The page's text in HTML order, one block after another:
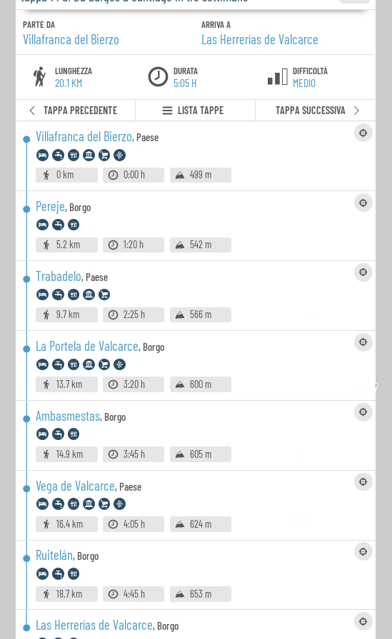
PARTE DA
Villafranca del Bierzo
ARRIVA A
Las Herrerías de Valcarce
LUNGHEZZA
20.1 KM
DURATA
5:05 H
DIFFICOLTÀ
MEDIO
TAPPA PRECEDENTE LISTA TAPPE TAPPA SUCCESSIVA
Villafranca del Bierzo, Paese
0 km 0:00 h 499 m
Pereje, Borgo
5.2 km 1:20 h 542 m
Trabadelo, Paese
9.7 km 2:25 h 566 m
La Portela de Valcarce, Borgo
13.7 km 3:20 h 600 m
Ambasmestas, Borgo
14.9 km 3:45 h 605 m
Vega de Valcarce, Paese
16.4 km 4:05 h 624 m
Ruitelán, Borgo
18.7 km 4:45 h 653 m
Las Herrerías de Valcarce, Borgo